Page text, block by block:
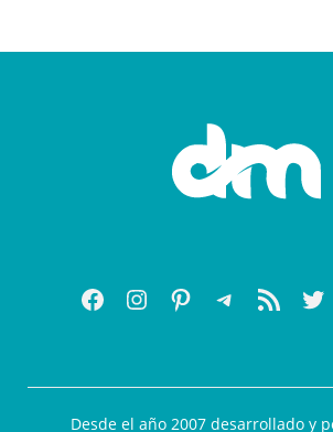
Desde el año 2007 desarrollado y